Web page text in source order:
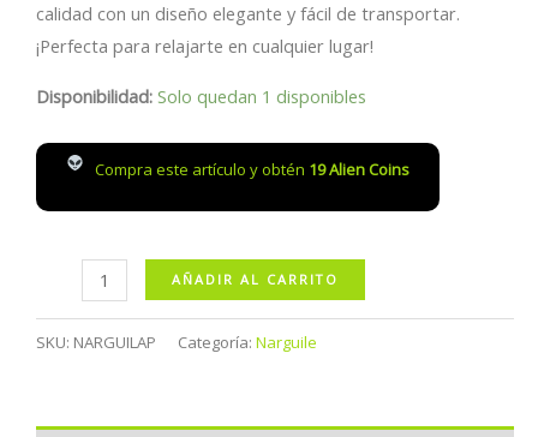
calidad con un diseño elegante y fácil de transportar.
¡Perfecta para relajarte en cualquier lugar!
Disponibilidad: Solo quedan 1 disponibles
Compra este artículo y obtén 19Alien Coins
Narguila
Pequeña
cantidad
AÑADIR AL CARRITO
SKU: NARGUILAP Categoría: Narguile